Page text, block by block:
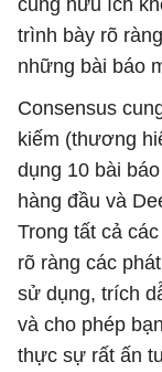
cũng hữu ích
trình bày rõ
những bài báo
Consensus
kiếm (thương
dụng 10 bài
hàng đầu và
Trong tất cả
rõ ràng các
sử dụng, trích
và cho phép
thực sự rất ấn